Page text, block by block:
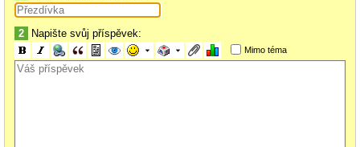
Pokud se to hýbe, tak ty pohyby taky mají u malého dítěte jinou dynamiku
než u dospělého. A hlas je taky jiný.
Mláďata jsou prostě celkem snadno odlišitelná obecně, i když ti někdo
ukáže nějaký živočišný druh, který jsi v životě neviděl a bude tam otec,
2 Napište svůj příspěvek:
Mimo téma